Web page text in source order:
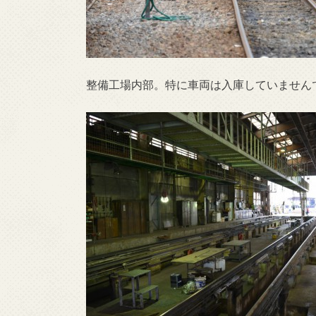
整備工場内部。特に車両は入庫していません